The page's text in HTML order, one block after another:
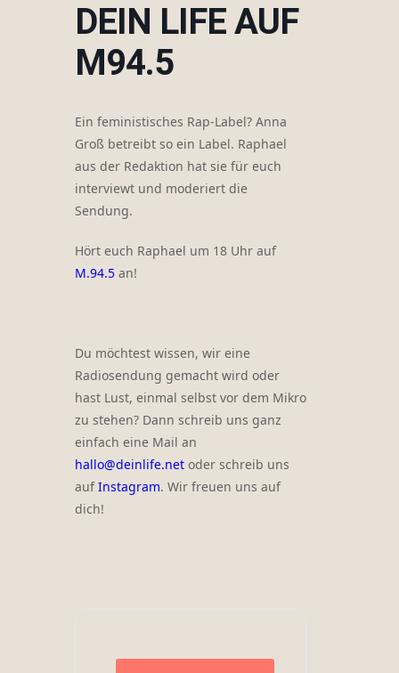
DEIN LIFE AUF
M94.5
Ein feministisches Rap-Label? Anna
Groß betreibt so ein Label. Raphael
aus der Redaktion hat sie für euch
interviewt und moderiert die
Sendung.
Hört euch Raphael um 18 Uhr auf
M.94.5 an!
Du möchtest wissen, wir eine
Radiosendung gemacht wird oder
hast Lust, einmal selbst vor dem Mikro
zu stehen? Dann schreib uns ganz
einfach eine Mail an
hallo@deinlife.net oder schreib uns
aufInstagram. Wir freuen uns auf
dich!